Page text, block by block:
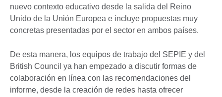
nuevo contexto educativo desde la salida del Reino
Unido de la Unión Europea e incluye propuestas muy
concretas presentadas por el sector en ambos países.
De esta manera, los equipos de trabajo del SEPIE y del
British Council ya han empezado a discutir formas de
colaboración en línea con las recomendaciones del
informe, desde la creación de redes hasta ofrecer